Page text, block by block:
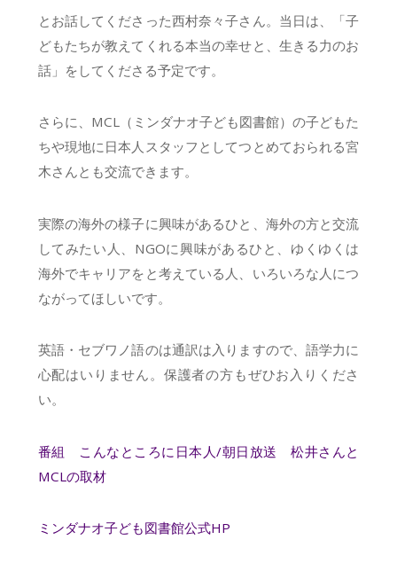
とお話してくださった西村奈々子さん。当日は、「子
どもたちが教えてくれる本当の幸せと、生きる力のお
話」をしてくださる予定です。
さらに、MCL（ミンダナオ子ども図書館）の子どもた
ちや現地に日本人スタッフとしてつとめておられる宮
木さんとも交流できます。
実際の海外の様子に興味があるひと、海外の方と交流
してみたい人、NGOに興味があるひと、ゆくゆくは
海外でキャリアをと考えている人、いろいろな人につ
ながってほしいです。
英語・セブワノ語のは通訳は入りますので、語学力に
心配はいりません。保護者の方もぜひお入りくださ
い。
番組 こんなところに日本人/朝日放送 松井さんと
MCLの取材
ミンダナオ子ども図書館公式HP